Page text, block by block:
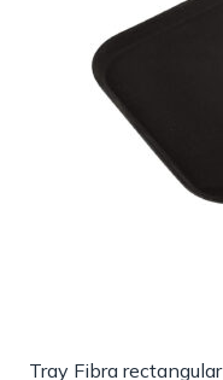
Tray Fibra rectangular